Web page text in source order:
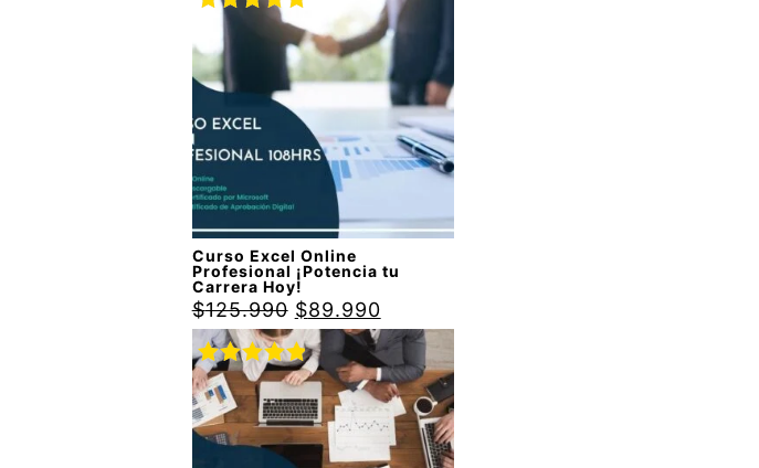
Curso Excel Online
Profesional ¡Potencia tu
Carrera Hoy!
Valorado
con
de
5
$125.990 $89.990
Valorado
con5.00de
5